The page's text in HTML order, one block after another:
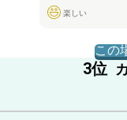
楽しい
この
3位